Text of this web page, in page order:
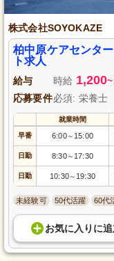
株式会社SOYOKAZE
柏中原ケアセンタ
ト求人
給与 時給 1,200~
応募要件必須: 栄養士
就業時間
早番 6:00～ 15:00
日勤 8:30～ 17:30
日勤 10:30～ 19:30
未経験可 50代活躍 60代
お気に入り に